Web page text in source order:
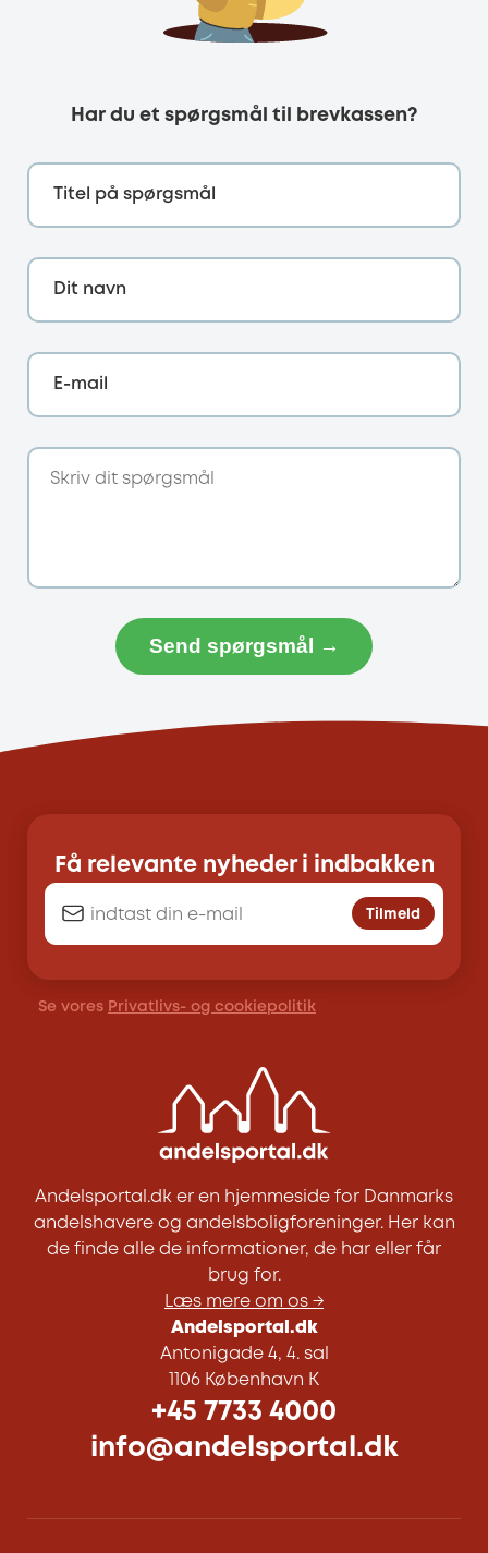
Har du et spørgsmål til brevkassen?
Titel på spørgsmål
Dit navn
E-mail
Send spørgsmål →
Få relevante nyheder i indbakken
Tilmeld
Se vores Privatlivs- og cookiepolitik
Andelsportal.dk er en hjemmeside for Danmarks
andelshavere og andelsboligforeninger. Her kan
de finde alle de informationer, de har eller får
brug for.
Læs mere om os →
Andelsportal.dk
Antonigade 4, 4. sal
1106 København K
+45 7733 4000
info@andelsportal.dk